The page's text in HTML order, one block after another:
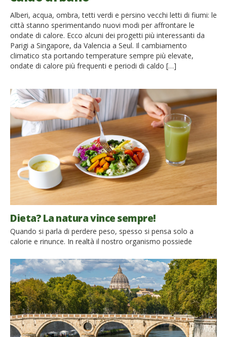
Alberi, acqua, ombra, tetti verdi e persino vecchi letti di fiumi: le
città stanno sperimentando nuovi modi per affrontare le
ondate di calore. Ecco alcuni dei progetti più interessanti da
Parigi a Singapore, da Valencia a Seul. Il cambiamento
climatico sta portando temperature sempre più elevate,
ondate di calore più frequenti e periodi di caldo […]
Dieta? La natura vince sempre!
Quando si parla di perdere peso, spesso si pensa solo a
calorie e rinunce. In realtà il nostro organismo possiede
di sazietà. Alcuni alimenti, soprattutto quelli vegetali, ricchi di
fibre e poco trasformati, possono favorire questi processi e
aiutarci a mangiare in modo più equilibrato. […]